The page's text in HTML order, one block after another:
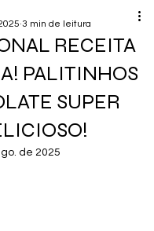
RECEITA
PALITINHOS
SUPER
3 min de leitura
de 2025
NaN de 5 estrelas.